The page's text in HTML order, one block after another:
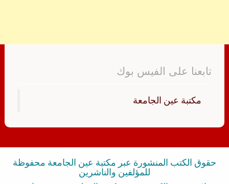
تابعنا على الفيس بوك
‏مكتبة عين الجامعة‏
حقوق الكتب المنشورة عبر مكتبة عين الجامعة محفوظة
للمؤلفين والناشرين